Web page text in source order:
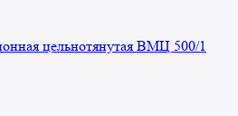
цельнотянутая ВМЦ 500/1